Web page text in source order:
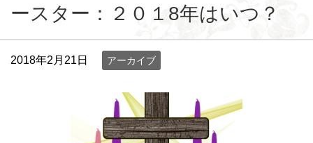
ースター：２０１8年はいつ？
2018年2月21日 アーカイブ